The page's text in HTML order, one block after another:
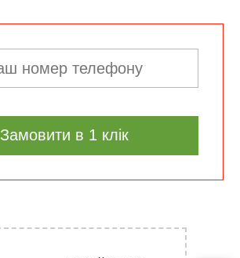
Замовити в 1 клік